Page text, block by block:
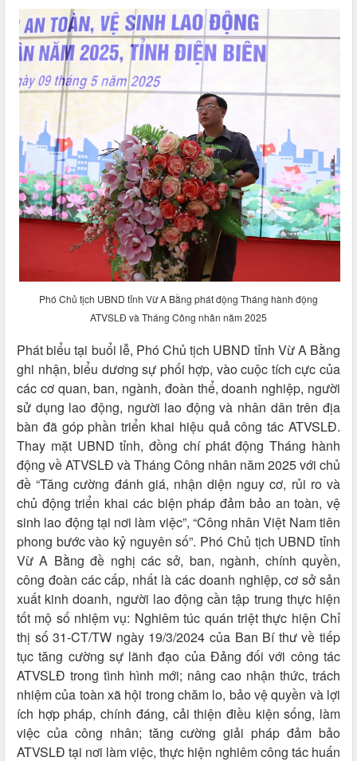
Phó Chủ tịch UBND tỉnh Vừ A Bằng phát động Tháng hành động
ATVSLĐ và Tháng Công nhân năm 2025
Phát biểu tại buổi lễ, Phó Chủ tịch UBND tỉnh Vừ A Bằng
ghi nhận, biểu dương sự phối hợp, vào cuộc tích cực của
các cơ quan, ban, ngành, đoàn thể, doanh nghiệp, người
sử dụng lao động, người lao động và nhân dân trên địa
bàn đã góp phần triển khai hiệu quả công tác ATVSLĐ.
Thay mặt UBND tỉnh, đồng chí phát động Tháng hành
động về ATVSLĐ và Tháng Công nhân năm 2025 với chủ
đề “Tăng cường đánh giá, nhận diện nguy cơ, rủi ro và
chủ động triển khai các biện pháp đảm bảo an toàn, vệ
sinh lao động tại nơi làm việc”, “Công nhân Việt Nam tiên
phong bước vào kỷ nguyên số”. Phó Chủ tịch UBND tỉnh
Vừ A Bằng đề nghị các sở, ban, ngành, chính quyền,
công đoàn các cấp, nhất là các doanh nghiệp, cơ sở sản
xuất kinh doanh, người lao động cần tập trung thực hiện
tốt mộ số nhiệm vụ: Nghiêm túc quán triệt thực hiện Chỉ
thị số 31-CT/TW ngày 19/3/2024 của Ban Bí thư về tiếp
tục tăng cường sự lãnh đạo của Đảng đối với công tác
ATVSLĐ trong tình hình mới; nâng cao nhận thức, trách
nhiệm của toàn xã hội trong chăm lo, bảo vệ quyền và lợi
ích hợp pháp, chính đáng, cải thiện điều kiện sống, làm
việc của công nhân; tăng cường giải pháp đảm bảo
ATVSLĐ tại nơi làm việc, thực hiện nghiêm công tác huấn